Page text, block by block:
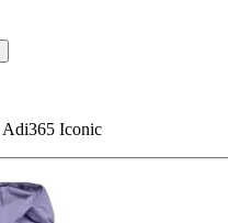
Adi365 Iconic